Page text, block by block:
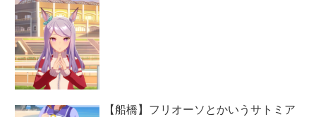
【船橋】フリオーソとかいうサトミア